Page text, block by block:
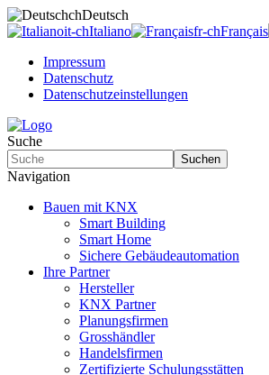
chDeutsch
it-chItaliano fr-chFrançais
Impressum
Datenschutz
Datenschutzeinstellungen
Suche
Suchen
Navigation
Bauen mit KNX
Smart Building
Smart Home
Sichere Gebäudeautomation
Ihre Partner
Hersteller
KNX Partner
Planungsfirmen
Grosshändler
Handelsfirmen
Zertifizierte Schulungsstätten